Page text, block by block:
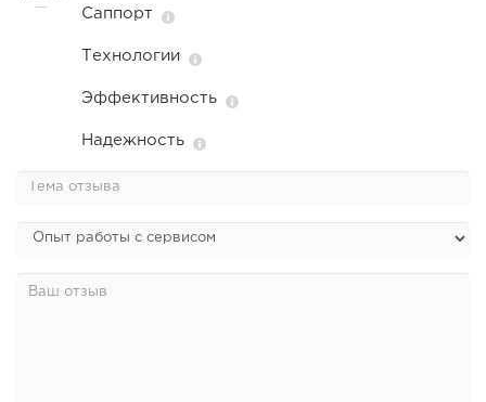
Саппорт
Технологии
Эффективность
Надежность